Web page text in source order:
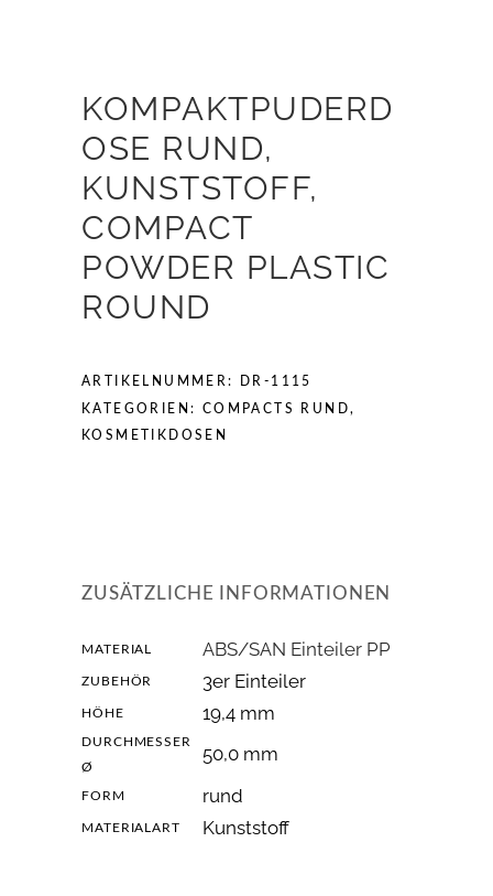
KOMPAKTPUDERD
OSE RUND,
KUNSTSTOFF,
COMPACT
POWDER PLASTIC
ROUND
ARTIKELNUMMER: DR-1115
KATEGORIEN: COMPACTS RUND,
KOSMETIKDOSEN
ZUSÄTZLICHE INFORMATIONEN
MATERIAL ABS/SAN Einteiler PP
ZUBEHÖR 3er Einteiler
HÖHE 19,4 mm
DURCHMESSER
Ø
50,0 mm
FORM rund
MATERIALART Kunststoff